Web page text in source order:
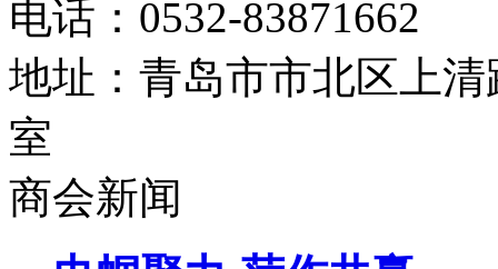
电话：0532-83871662
地址：青岛市市北区上
室
商会新闻